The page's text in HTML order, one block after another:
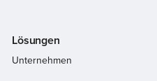
Lösungen
Unternehmen